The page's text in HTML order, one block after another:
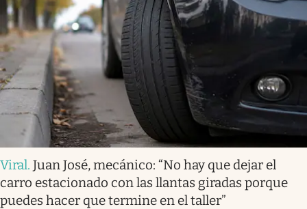
Viral. Juan José, mecánico: “No hay que dejar el
carro estacionado con las llantas giradas porque
puedes hacer que termine en el taller”